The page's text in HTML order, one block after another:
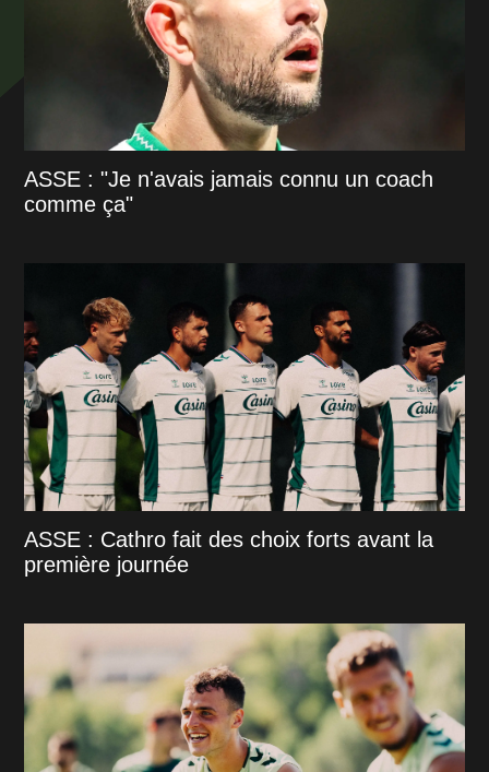
ASSE : "Je n'avais jamais connu un coach
comme ça"
ASSE : Cathro fait des choix forts avant la
première journée